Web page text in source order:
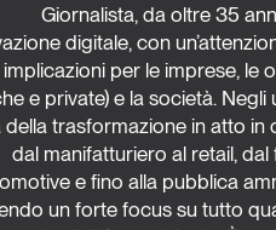
Giornalista, da oltre 35
digitale, con
implicazioni per le imprese, le
e private) e la società. Negli
trasformazione in atto in
dal manifatturiero al retail,
e fino alla pubblica
un forte focus su tutto